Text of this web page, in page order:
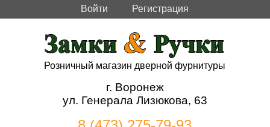
Войти Регистрация
Розничный магазин дверной фурнитуры
г. Воронеж
ул. Генерала Лизюкова, 63